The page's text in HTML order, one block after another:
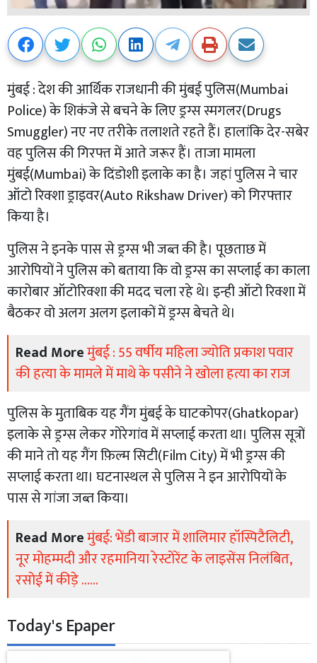
मुंबई : देश की आर्थिक राजधानी की मुंबई पुलिस(Mumbai
Police) के शिकंजे से बचने के लिए ड्रग्स स्मगलर(Drugs
Smuggler) नए नए तरीके तलाशते रहते हैं। हालांकि देर-सबेर
वह पुलिस की गिरफ्त में आते जरूर हैं। ताजा मामला
मुंबई(Mumbai) के दिंडोशी इलाके का है। जहां पुलिस ने चार
ऑटो रिक्शा ड्राइवर(Auto Rikshaw Driver) को गिरफ्तार
किया है।
पुलिस ने इनके पास से ड्रग्स भी जब्त की है। पूछताछ में
आरोपियों ने पुलिस को बताया कि वो ड्रग्स का सप्लाई का काला
कारोबार ऑटोरिक्शा की मदद चला रहे थे। इन्ही ऑटो रिक्शा में
बैठकर वो अलग अलग इलाकों में ड्रग्स बेचते थे।
Read Moreमुंबई : 55 वर्षीय महिला ज्योति प्रकाश पवार
की हत्या के मामले में माथे के पसीने ने खोला हत्या का राज
पुलिस के मुताबिक यह गैंग मुंबई के घाटकोपर(Ghatkopar)
इलाके से ड्रग्स लेकर गोरेगांव में सप्लाई करता था। पुलिस सूत्रों
की माने तो यह गैंग फ़िल्म सिटी(Film City) में भी ड्रग्स की
सप्लाई करता था। घटनास्थल से पुलिस ने इन आरोपियों के
पास से गांजा जब्त किया।
Read Moreमुंबई: भेंडी बाजार में शालिमार हॉस्पिटैलिटी,
नूर मोहम्मदी और रहमानिया रेस्टोरेंट के लाइसेंस निलंबित,
रसोई में कीड़े ......
Today's Epaper